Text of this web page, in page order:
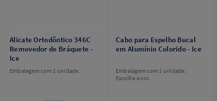
Alicate Ortodôntico 346C
Removedor de Bráquete -
Ice
Embalagem com 1 unidade.
Cabo para Espelho Bucal
em Alumínio Colorido - Ice
Embalagem com 1 unidade.
Escolha a cor.